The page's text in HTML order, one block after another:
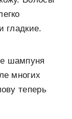
гладкие.
шампуня
многих
теперь